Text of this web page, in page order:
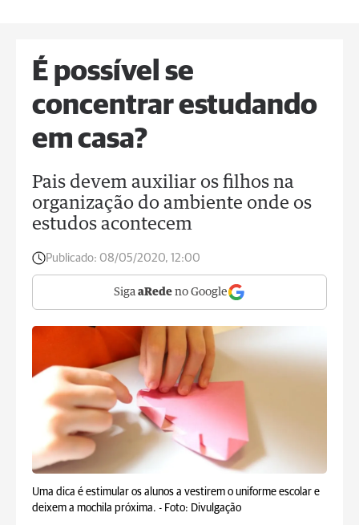
É possível se
concentrar estudando
em casa?
Pais devem auxiliar os filhos na
organização do ambiente onde os
estudos acontecem
Publicado: 08/05/2020, 12:00
Siga aRede no Google
Uma dica é estimular os alunos a vestirem o uniforme escolar e
deixem a mochila próxima. - Foto: Divulgação